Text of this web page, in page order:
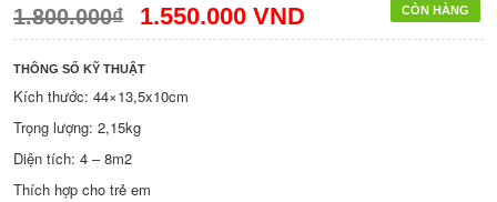
CÒN HÀNG
1.800.000₫ 1.550.000 VND
THÔNG SỐ KỸ THUẬT
Kích thước: 44×13,5x10cm
Trọng lượng: 2,15kg
Diện tích: 4 – 8m2
Thích hợp cho trẻ em